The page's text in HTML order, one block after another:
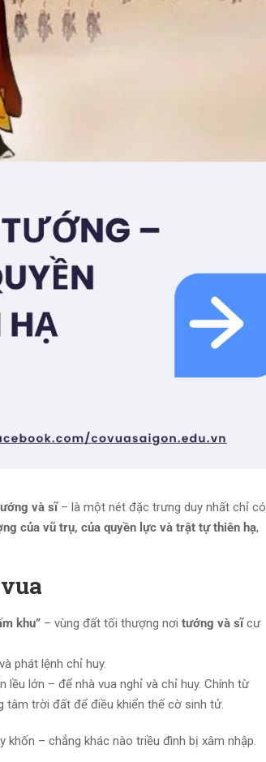
và sĩ– là một nét đặc trưng duy nhất chỉ có
của vũ trụ, của quyền lực và trật tự thiên hạ,
khu” – vùng đất tối thượng nơi tướng và sĩcư
phát lệnh chỉ huy.
lều lớn – để nhà vua nghỉ và chỉ huy. Chính từ
tâm trời đất để điều khiển thế cờ sinh tử.
– chẳng khác nào triều đình bị xâm nhập.